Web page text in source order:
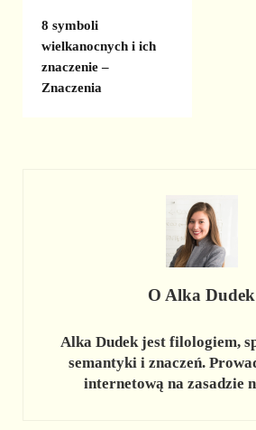
8 symboli
wielkanocnych i ich
znaczenie –
Znaczenia
OAlka Dudek
Alka Dudek jest filologiem,
semantyki i znaczeń.
internetową na zasadzie